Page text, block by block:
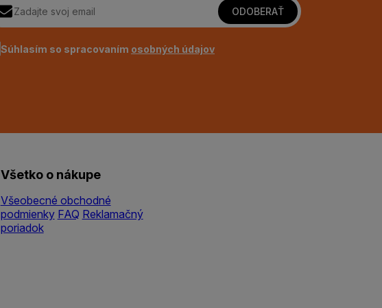
ODOBERAŤ
Súhlasím so spracovaním osobných údajov
Všetko o nákupe
Všeobecné obchodné
podmienky FAQ Reklamačný
poriadok